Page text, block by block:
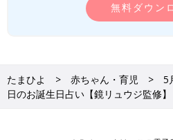
無料ダウン
たまひよ 赤ちゃん・育児
5
日のお誕生日占い【鏡リュウジ監修】